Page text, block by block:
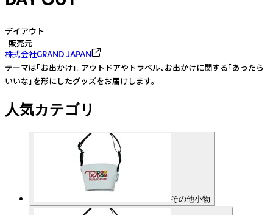
デイアウト
販売元
株式会社GRAND JAPAN
テーマは「お出かけ」。アウトドアやトラベル、お出かけに関する「あったら
いいな」を形にしたグッズをお届けします。
人気カテゴリ
その他小物